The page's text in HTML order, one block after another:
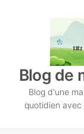
n
Blog de
Blog d'une
quotidien avec